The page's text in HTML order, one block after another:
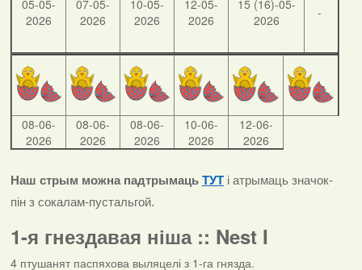
05-05-
2026
07-05-
2026
10-05-
2026
12-05-
2026
15 (16)-05-
2026
-
08-06-
2026
08-06-
2026
08-06-
2026
10-06-
2026
12-06-
2026
Наш стрым можна падтрымаць ТУТ і атрымаць значок-
пін з сокалам-пустальгой.
1-я гнездавая ніша :: Nest I
4 птушанят паспяхова выляцелі з 1-га гнязда.